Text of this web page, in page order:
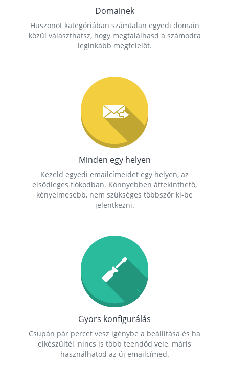
Domainek
Huszonöt kategóriában számtalan egyedi domain
közül választhatsz, hogy megtalálhasd a számodra
leginkább megfelelőt.
Minden egy helyen
Kezeld egyedi emailcímeidet egy helyen, az
elsődleges fiókodban. Könnyebben áttekinthető,
kényelmesebb, nem szükséges többször ki-be
jelentkezni.
Gyors konfigurálás
Csupán pár percet vesz igénybe a beállítása és ha
elkészültél, nincs is több teendőd vele, máris
használhatod az új emailcímed.